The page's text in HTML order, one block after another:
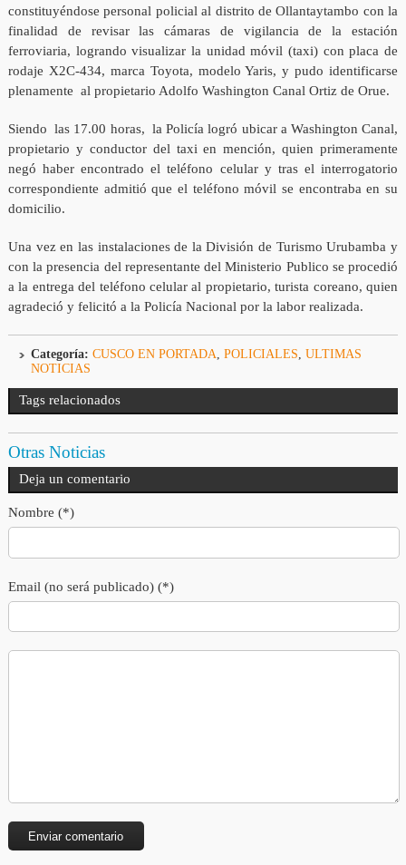
constituyéndose personal policial al distrito de Ollantaytambo con la
finalidad de revisar las cámaras de vigilancia de la estación
ferroviaria, logrando visualizar la unidad móvil (taxi) con placa de
rodaje X2C-434, marca Toyota, modelo Yaris, y pudo identificarse
plenamente al propietario Adolfo Washington Canal Ortiz de Orue.
Siendo las 17.00 horas, la Policía logró ubicar a Washington Canal,
propietario y conductor del taxi en mención, quien primeramente
negó haber encontrado el teléfono celular y tras el interrogatorio
correspondiente admitió que el teléfono móvil se encontraba en su
domicilio.
Una vez en las instalaciones de la División de Turismo Urubamba y
con la presencia del representante del Ministerio Publico se procedió
a la entrega del teléfono celular al propietario, turista coreano, quien
agradeció y felicitó a la Policía Nacional por la labor realizada.
Categoría: CUSCO EN PORTADA, POLICIALES, ULTIMAS
NOTICIAS
Tags relacionados
Otras Noticias
Deja un comentario
Nombre (*)
Email (no será publicado) (*)